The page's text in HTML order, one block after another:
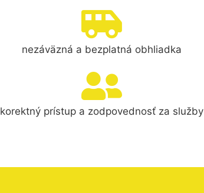
nezáväzná a bezplatná obhliadka
korektný prístup a zodpovednosť za služby